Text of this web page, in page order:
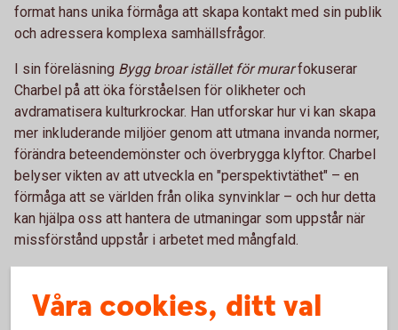
format hans unika förmåga att skapa kontakt med sin publik
och adressera komplexa samhällsfrågor.
I sin föreläsning Bygg broar istället för murarfokuserar
Charbel på att öka förståelsen för olikheter och
avdramatisera kulturkrockar. Han utforskar hur vi kan skapa
mer inkluderande miljöer genom att utmana invanda normer,
förändra beteendemönster och överbrygga klyftor. Charbel
belyser vikten av att utveckla en "perspektivtäthet" – en
förmåga att se världen från olika synvinklar – och hur detta
kan hjälpa oss att hantera de utmaningar som uppstår när
missförstånd uppstår i arbetet med mångfald.
värderingsövningar, skapar Charbel interaktiva och
engagerande föreläsningar. Hans mål är att inspirera till ett
Våra cookies, ditt val